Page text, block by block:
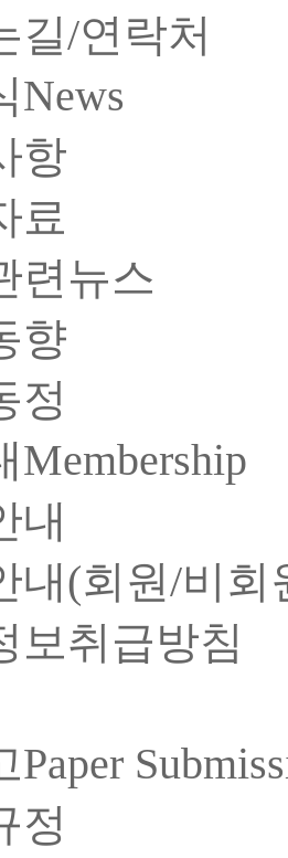
길/연락처
News
항
료
련뉴스
향
정
Membership
내
내(회원/비회
보취급방침
Paper
정